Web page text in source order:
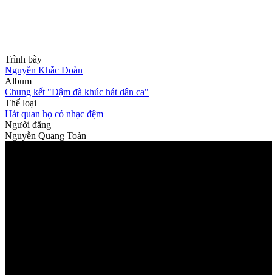
Trình bày
Nguyễn Khắc Đoàn
Album
Chung kết "Đậm đà khúc hát dân ca"
Thể loại
Hát quan họ có nhạc đệm
Người đăng
Nguyễn Quang Toàn